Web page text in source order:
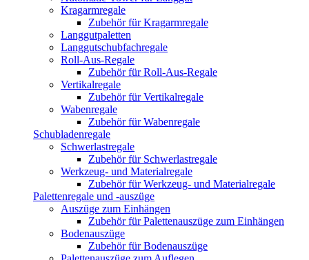
Kragarmregale
Zubehör für Kragarmregale
Langgutpaletten
Langgutschubfachregale
Roll-Aus-Regale
Zubehör für Roll-Aus-Regale
Vertikalregale
Zubehör für Vertikalregale
Wabenregale
Zubehör für Wabenregale
Schubladenregale
Schwerlastregale
Zubehör für Schwerlastregale
Werkzeug- und Materialregale
Zubehör für Werkzeug- und Materialregale
Palettenregale und -auszüge
Auszüge zum Einhängen
Zubehör für Palettenauszüge zum Einhängen
Bodenauszüge
Zubehör für Bodenauszüge